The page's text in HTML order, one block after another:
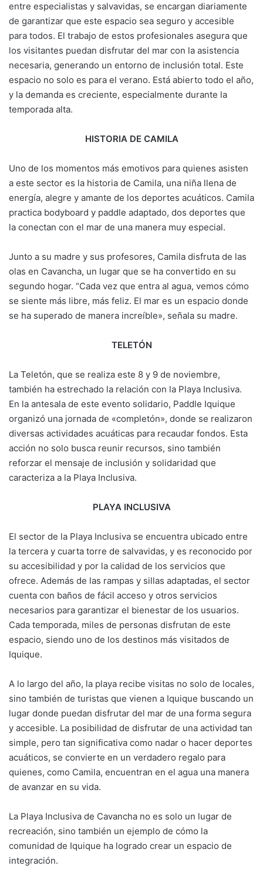
entre especialistas y salvavidas, se encargan diariamente
de garantizar que este espacio sea seguro y accesible
para todos. El trabajo de estos profesionales asegura que
los visitantes puedan disfrutar del mar con la asistencia
necesaria, generando un entorno de inclusión total. Este
espacio no solo es para el verano. Está abierto todo el año,
y la demanda es creciente, especialmente durante la
temporada alta.
HISTORIA DE CAMILA
Uno de los momentos más emotivos para quienes asisten
a este sector es la historia de Camila, una niña llena de
energía, alegre y amante de los deportes acuáticos. Camila
practica bodyboard y paddle adaptado, dos deportes que
la conectan con el mar de una manera muy especial.
Junto a su madre y sus profesores, Camila disfruta de las
olas en Cavancha, un lugar que se ha convertido en su
segundo hogar. “Cada vez que entra al agua, vemos cómo
se siente más libre, más feliz. El mar es un espacio donde
se ha superado de manera increíble», señala su madre.
TELETÓN
La Teletón, que se realiza este 8 y 9 de noviembre,
también ha estrechado la relación con la Playa Inclusiva.
En la antesala de este evento solidario, Paddle Iquique
organizó una jornada de «completón», donde se realizaron
diversas actividades acuáticas para recaudar fondos. Esta
acción no solo busca reunir recursos, sino también
reforzar el mensaje de inclusión y solidaridad que
caracteriza a la Playa Inclusiva.
PLAYA INCLUSIVA
El sector de la Playa Inclusiva se encuentra ubicado entre
la tercera y cuarta torre de salvavidas, y es reconocido por
su accesibilidad y por la calidad de los servicios que
ofrece. Además de las rampas y sillas adaptadas, el sector
cuenta con baños de fácil acceso y otros servicios
necesarios para garantizar el bienestar de los usuarios.
Cada temporada, miles de personas disfrutan de este
espacio, siendo uno de los destinos más visitados de
Iquique.
A lo largo del año, la playa recibe visitas no solo de locales,
sino también de turistas que vienen a Iquique buscando un
lugar donde puedan disfrutar del mar de una forma segura
y accesible. La posibilidad de disfrutar de una actividad tan
simple, pero tan significativa como nadar o hacer deportes
acuáticos, se convierte en un verdadero regalo para
quienes, como Camila, encuentran en el agua una manera
de avanzar en su vida.
La Playa Inclusiva de Cavancha no es solo un lugar de
recreación, sino también un ejemplo de cómo la
comunidad de Iquique ha logrado crear un espacio de
integración.